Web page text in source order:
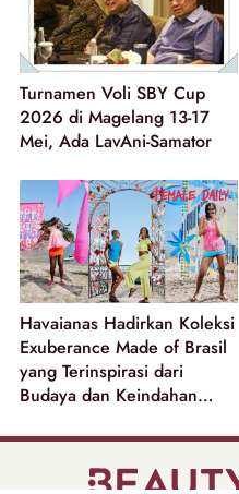
Turnamen Voli SBY Cup
2026 di Magelang 13-17
Mei, Ada LavAni-Samator
Havaianas Hadirkan Koleksi
Exuberance Made of Brasil
yang Terinspirasi dari
Budaya dan Keindahan